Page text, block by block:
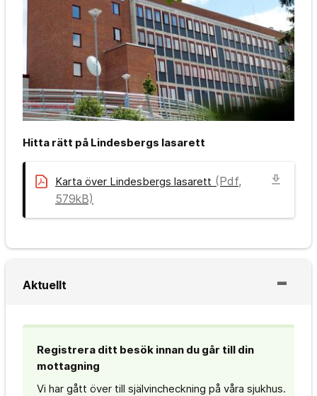
Hitta rätt på Lindesbergs lasarett
Karta över Lindesbergs lasarett (Pdf,
579kB)
download
Aktuellt
Registrera ditt besök innan du går till din
mottagning
Vi har gått över till självincheckning på våra sjukhus.